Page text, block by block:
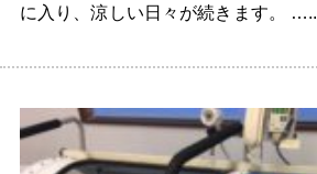
に入り、涼しい日々が続きます。 …..